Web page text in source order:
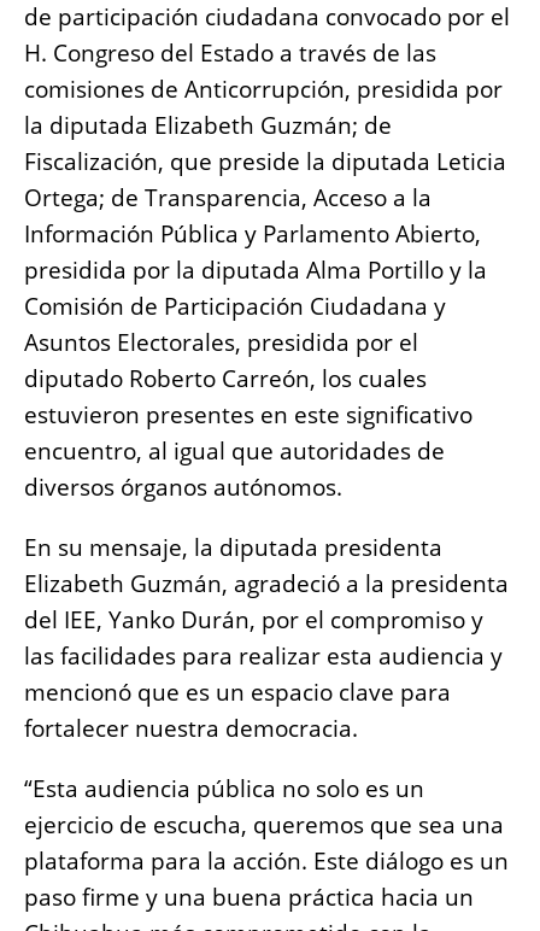
de participación ciudadana convocado por el
H. Congreso del Estado a través de las
comisiones de Anticorrupción, presidida por
la diputada Elizabeth Guzmán; de
Fiscalización, que preside la diputada Leticia
Ortega; de Transparencia, Acceso a la
Información Pública y Parlamento Abierto,
presidida por la diputada Alma Portillo y la
Comisión de Participación Ciudadana y
Asuntos Electorales, presidida por el
diputado Roberto Carreón, los cuales
estuvieron presentes en este significativo
encuentro, al igual que autoridades de
diversos órganos autónomos.
En su mensaje, la diputada presidenta
Elizabeth Guzmán, agradeció a la presidenta
del IEE, Yanko Durán, por el compromiso y
las facilidades para realizar esta audiencia y
mencionó que es un espacio clave para
fortalecer nuestra democracia.
“Esta audiencia pública no solo es un
ejercicio de escucha, queremos que sea una
plataforma para la acción. Este diálogo es un
paso firme y una buena práctica hacia un